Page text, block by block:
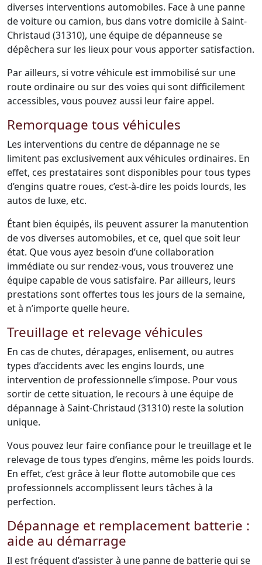
diverses interventions automobiles. Face à une panne
de voiture ou camion, bus dans votre domicile à Saint-
Christaud (31310), une équipe de dépanneuse se
dépêchera sur les lieux pour vous apporter satisfaction.
Par ailleurs, si votre véhicule est immobilisé sur une
route ordinaire ou sur des voies qui sont difficilement
accessibles, vous pouvez aussi leur faire appel.
Remorquage tous véhicules
Les interventions du centre de dépannage ne se
limitent pas exclusivement aux véhicules ordinaires. En
effet, ces prestataires sont disponibles pour tous types
d’engins quatre roues, c’est-à-dire les poids lourds, les
autos de luxe, etc.
Étant bien équipés, ils peuvent assurer la manutention
de vos diverses automobiles, et ce, quel que soit leur
état. Que vous ayez besoin d’une collaboration
immédiate ou sur rendez-vous, vous trouverez une
équipe capable de vous satisfaire. Par ailleurs, leurs
prestations sont offertes tous les jours de la semaine,
et à n’importe quelle heure.
Treuillage et relevage véhicules
En cas de chutes, dérapages, enlisement, ou autres
types d’accidents avec les engins lourds, une
intervention de professionnelle s’impose. Pour vous
sortir de cette situation, le recours à une équipe de
dépannage à Saint-Christaud (31310) reste la solution
unique.
Vous pouvez leur faire confiance pour le treuillage et le
relevage de tous types d’engins, même les poids lourds.
En effet, c’est grâce à leur flotte automobile que ces
professionnels accomplissent leurs tâches à la
perfection.
Dépannage et remplacement batterie :
aide au démarrage
Il est fréquent d’assister à une panne de batterie qui se